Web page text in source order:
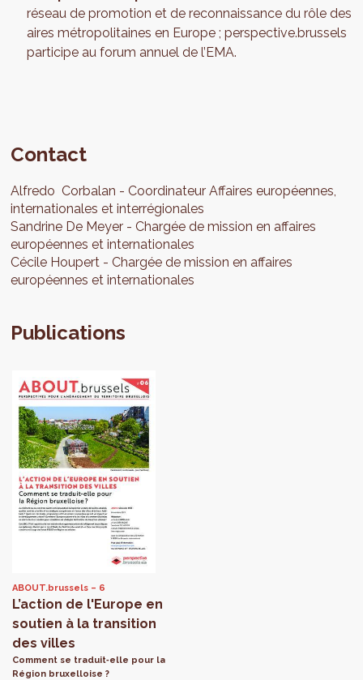
réseau de promotion et de reconnaissance du rôle des
aires métropolitaines en Europe ; perspective.brussels
participe au forum annuel de l’EMA.
Contact
Alfredo Corbalan
Coordinateur Affaires européennes,
internationales et interrégionales
Sandrine De Meyer
Chargée de mission en affaires
européennes et internationales
Cécile Houpert
Chargée de mission en affaires
européennes et internationales
Publications
ABOUT.brussels 6
L’action de l'Europe en
soutien à la transition
des villes
Comment se traduit‑elle pour la
Région bruxelloise ?